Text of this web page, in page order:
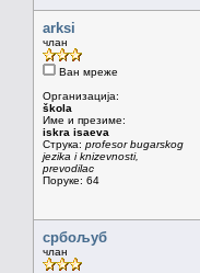
arksi
члан
Ван мреже
Организација:
škola
Име и презиме:
iskra isaeva
Струка: profesor bugarskog
jezika i knizevnosti,
prevodilac
Поруке: 64
србољуб
члан